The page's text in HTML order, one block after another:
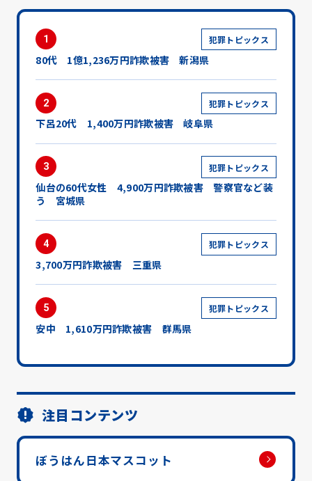
1 犯罪トピックス
80代 1億1,236万円詐欺被害 新潟県
2 犯罪トピックス
下呂20代 1,400万円詐欺被害 岐阜県
3 犯罪トピックス
仙台の60代女性 4,900万円詐欺被害 警察官など装
う 宮城県
4 犯罪トピックス
3,700万円詐欺被害 三重県
5 犯罪トピックス
安中 1,610万円詐欺被害 群馬県
注目コンテンツ
ぼうはん日本マスコット